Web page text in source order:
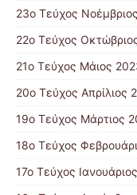
23ο Τεύχος
22ο Τεύχος
21ο Τεύχος Μάιος
20ο Τεύχος Απρίλιος
19ο Τεύχος Μάρτιος
18ο Τεύχος
17ο Τεύχος